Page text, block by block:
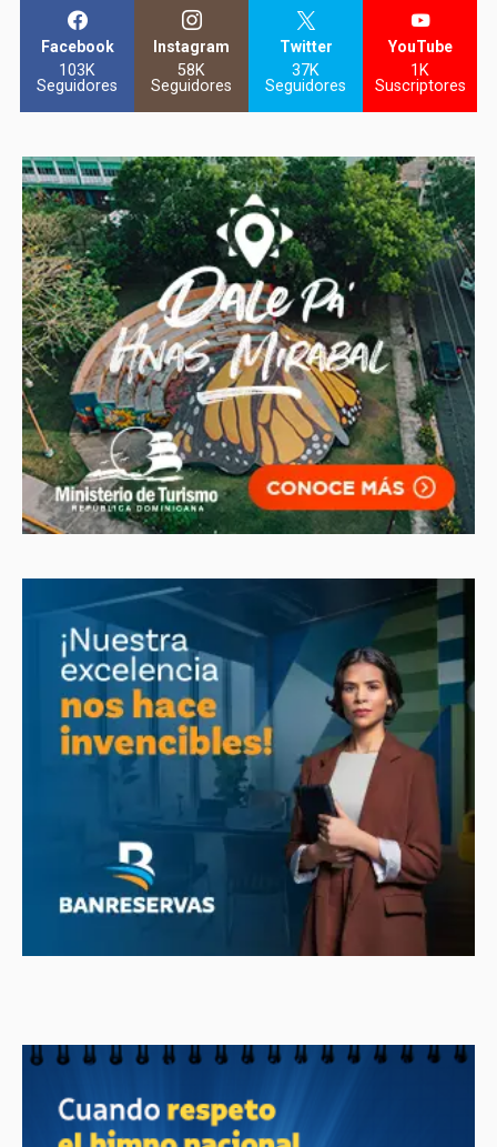
Facebook
103K
Seguidores
Instagram
58K
Seguidores
Twitter
37K
Seguidores
YouTube
1K
Suscriptores